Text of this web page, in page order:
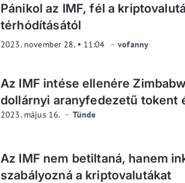
Pánikol az IMF, fél a
térhódításától
2023. november 28. 11:04 vofanny
Az IMF intése ellenére
dollárnyi aranyfedezetű tokent
2023. május 16. Tünde
Az IMF nem betiltaná, hanem
szabályozná a kriptovalutákat